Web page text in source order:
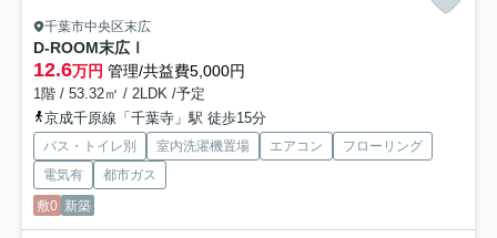
千葉市中央区末広
D-ROOM末広Ⅰ
12.6万円 管理/共益費5,000円
1階 / 53.32㎡ / 2LDK /予定
京成千原線「千葉寺」駅 徒歩15分
バス・トイレ別 室内洗濯機置場 エアコン
フローリング
電気有
都市ガス
敷0 新築